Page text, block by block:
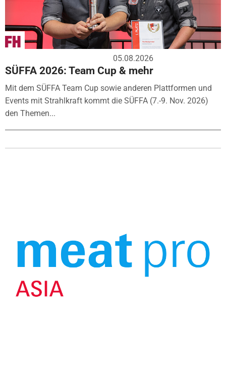
05.08.2026
SÜFFA 2026: Team Cup & mehr
Mit dem SÜFFA Team Cup sowie anderen Plattformen und
Events mit Strahlkraft kommt die SÜFFA (7.-9. Nov. 2026)
den Themen...